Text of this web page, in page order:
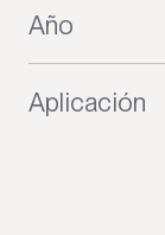
Año
Aplicación